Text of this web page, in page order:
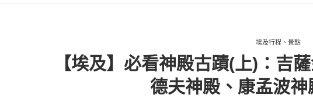
埃及行程、景點
【埃及】必看神殿古蹟(上)：吉
德夫神殿、康孟波